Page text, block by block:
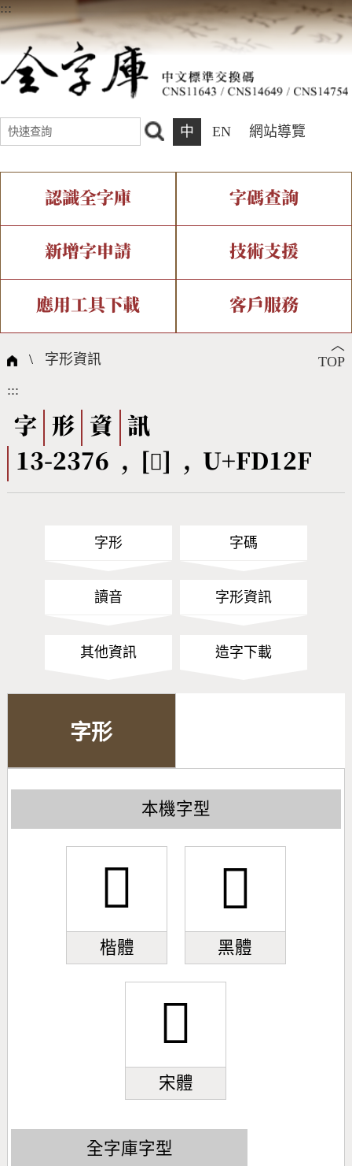
:::
中 EN 網站導覽
認識全字庫
全字庫介紹 全字庫現況
中文碼介紹 專有名詞介紹
國際字碼相關組織
字碼查詢
IDS查詢 部件查詢
複合查詢 注音查詢
筆畫查詢
筆順序查詢
CNS查詢 Unicode查詢
新增字申請
新字申請處理流程
技術支援
字形即時顯示 造字解決方案
全字庫授權 轉碼Web Service
應用工具下載
個人電腦造字處理工具
字形下載
客戶服務
問題集
熱門查詢統計
︿
TOP
\ 字形資訊
:::
字 形 資
訊
13-2376 , [󽄯] , U+FD12F
字形 字碼
讀音 字形資訊
其他資訊 造字下載
字形
本機字型
󽄯
楷體
󽄯
黑體
󽄯
宋體
全字庫字型